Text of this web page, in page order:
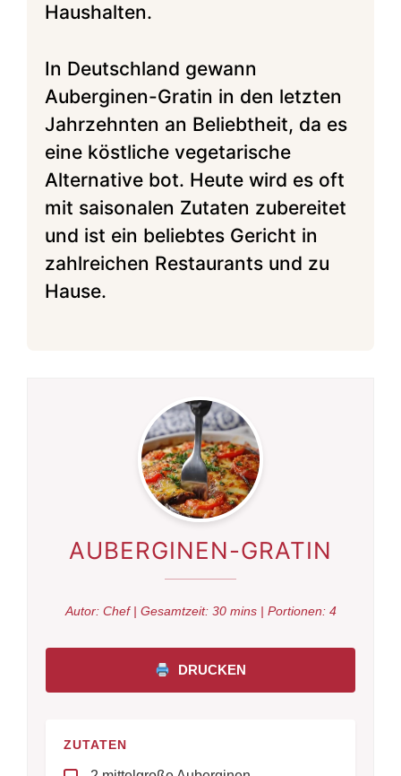
Haushalten.
In Deutschland gewann
Auberginen-Gratin in den letzten
Jahrzehnten an Beliebtheit, da es
eine köstliche vegetarische
Alternative bot. Heute wird es oft
mit saisonalen Zutaten zubereitet
und ist ein beliebtes Gericht in
zahlreichen Restaurants und zu
Hause.
AUBERGINEN-GRATIN
Autor: Chef| Gesamtzeit: 30 mins| Portionen: 4
DRUCKEN
ZUTATEN